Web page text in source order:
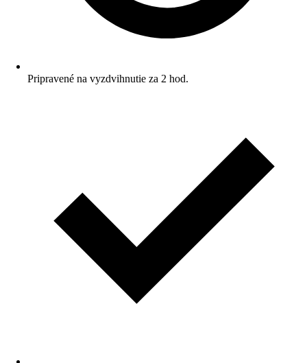
Pripravené na vyzdvihnutie za 2 hod.